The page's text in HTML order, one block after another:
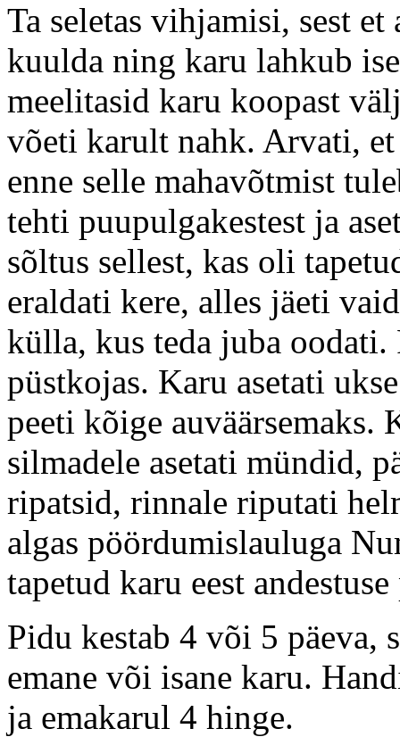
Ta seletas vihjamisi, sest
kuulda ning karu lahkub
meelitasid karu koopast
võeti karult nahk. Arvati,
enne selle mahavõtmist
tehti puupulgakestest ja
sõltus sellest, kas oli
eraldati kere, alles jäeti
külla, kus teda juba
püstkojas. Karu asetati
peeti kõige
silmadele asetati mündid,
ripatsid, rinnale riputati
algas pöördumislauluga
tapetud karu eest
Pidu kestab 4 või 5 päeva,
emane või isane karu.
ja emakarul 4 hinge.